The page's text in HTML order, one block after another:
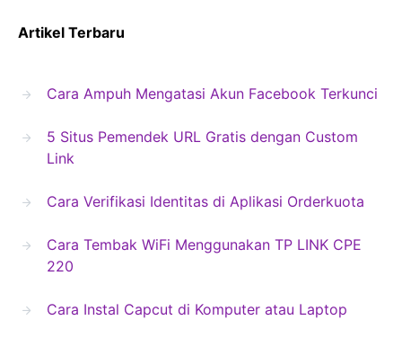
Artikel Terbaru
Cara Ampuh Mengatasi Akun Facebook Terkunci
5 Situs Pemendek URL Gratis dengan Custom
Link
Cara Verifikasi Identitas di Aplikasi Orderkuota
Cara Tembak WiFi Menggunakan TP LINK CPE
220
Cara Instal Capcut di Komputer atau Laptop